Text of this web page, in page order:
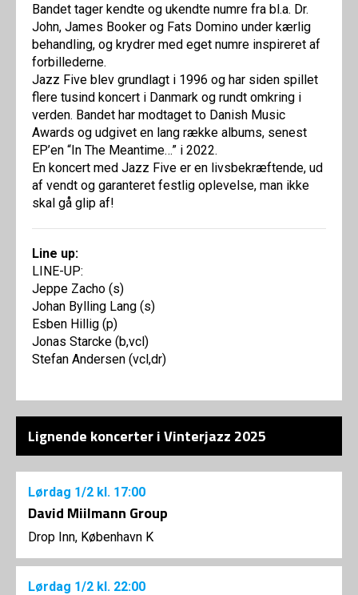
Bandet tager kendte og ukendte numre fra bl.a. Dr.
John, James Booker og Fats Domino under kærlig
behandling, og krydrer med eget numre inspireret af
forbillederne.
Jazz Five blev grundlagt i 1996 og har siden spillet
flere tusind koncert i Danmark og rundt omkring i
verden. Bandet har modtaget to Danish Music
Awards og udgivet en lang række albums, senest
EP’en “In The Meantime…” i 2022.
En koncert med Jazz Five er en livsbekræftende, ud
af vendt og garanteret festlig oplevelse, man ikke
skal gå glip af!
Line up:
LINE-UP:
Jeppe Zacho (s)
Johan Bylling Lang (s)
Esben Hillig (p)
Jonas Starcke (b,vcl)
Stefan Andersen (vcl,dr)
Lignende koncerter i Vinterjazz 2025
Lørdag 1/2 kl. 17:00
David Miilmann Group
Drop Inn, København K
Lørdag 1/2 kl. 22:00